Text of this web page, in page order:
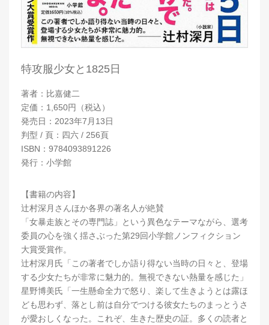
特攻服少女と1825日
著者：比嘉健二
定価：1,650円（税込）
発売日：2023年7月13日
判型 / 頁：四六 / 256頁
ISBN：9784093891226
発行：小学館
【書籍の内容】
辻村深月さんほか各界の著名人が絶賛
「女暴走族とその専門誌」という異色なテーマながら、選考
委員の心を強く揺さぶった第29回小学館ノンフィクション
大賞受賞作。
辻村深月氏「この著者でしか語り得ない当時の日々と、登場
する少女たちが非常に魅力的。無視できない熱量を感じた」
星野博美氏「一生懸命全力で怒り、楽して生きようとは露ほ
ども思わず、落とし前は自分でつける彼女たちのまっとうさ
が愛おしくなった。これぞ、生きた歴史の証。多くの読者と